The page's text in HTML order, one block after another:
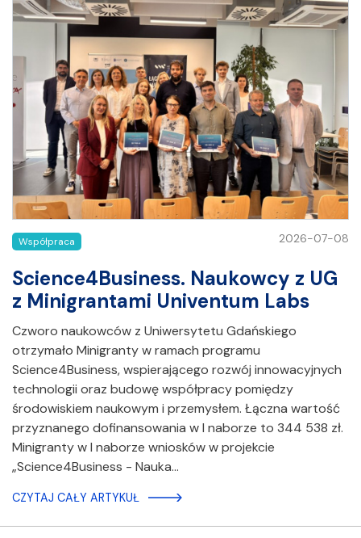
Współpraca 2026-07-08
Science4Business. Naukowcy z UG
z Minigrantami Univentum Labs
Czworo naukowców z Uniwersytetu Gdańskiego
otrzymało Minigranty w ramach programu
Science4Business, wspierającego rozwój innowacyjnych
technologii oraz budowę współpracy pomiędzy
środowiskiem naukowym i przemysłem. Łączna wartość
przyznanego dofinansowania w I naborze to 344 538 zł.
Minigranty w I naborze wniosków w projekcie
„Science4Business - Nauka…
CZYTAJ CAŁY ARTYKUŁ